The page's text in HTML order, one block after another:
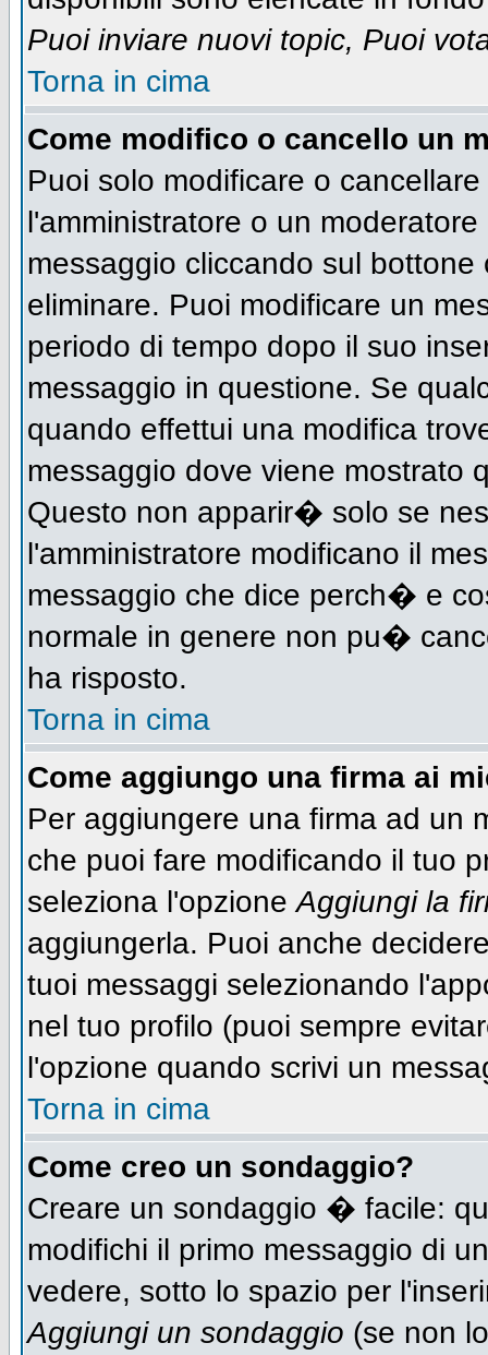
Puoi inviare nuovi topic, Puoi
Torna in cima
Come modifico o cancello un
Puoi solo modificare o
l'amministratore o un
messaggio cliccando sul
eliminare. Puoi modificare un
periodo di tempo dopo il suo
messaggio in questione. Se
quando effettui una modifica
messaggio dove viene mostrato
Questo non apparir� solo se
l'amministratore modificano il
messaggio che dice perch� e
normale in genere non pu�
ha risposto.
Torna in cima
Come aggiungo una firma ai
Per aggiungere una firma ad un
che puoi fare modificando il tuo
seleziona l'opzioneAggiungi la
aggiungerla. Puoi anche
tuoi messaggi selezionando
nel tuo profilo (puoi sempre
l'opzione quando scrivi un
Torna in cima
Come creo un sondaggio?
Creare un sondaggio � facile:
modifichi il primo messaggio di
vedere, sotto lo spazio per
Aggiungi un sondaggio (se non